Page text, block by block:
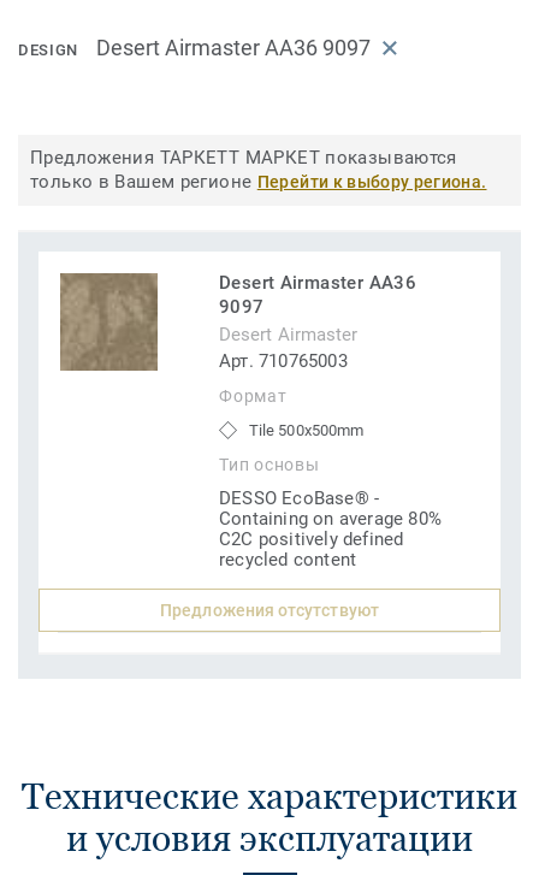
DESIGN Desert Airmaster AA36 9097
Предложения ТАРКЕТТ МАРКЕТ показываются
только в Вашем регионе Перейти к выбору региона.
Desert Airmaster AA36
9097
Desert Airmaster
Арт. 710765003
Формат
Tile 500x500mm
Тип основы
DESSO EcoBase® -
Containing on average 80%
C2C positively defined
recycled content
Предложения отсутствуют
Технические характеристики
и условия эксплуатации